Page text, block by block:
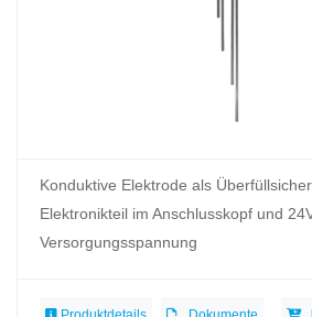
Konduktive Elektrode als
Elektronikteil im Anschlusskopf und
Versorgungsspannung